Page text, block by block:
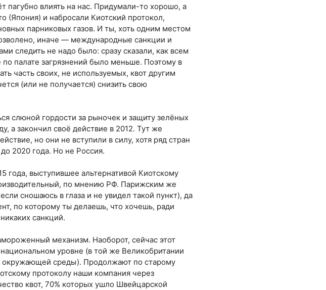
пагубно влиять на нас. Придумали-то хорошо, а
(Япония) и набросали Киотский протокол,
парниковых газов. И ты, хоть одним местом
иначе — международные санкции и
следить не надо было: сразу сказали, как всем
палате загрязнений было меньше. Поэтому в
часть своих, не используемых, квот другим
(или не получается) снизить свою
слюной гордости за рыночек и защиту зелёных
а закончил своё действие в 2012. Тут же
но они не вступили в силу, хотя ряд стран
2020 года. Но не Россия.
года, выступившее альтернативой Киотскому
по мнению РФ. Парижским же
сношаюсь в глаза и не увидел такой пункт), да
по которому ты делаешь, что хочешь, ради
санкций.
механизм. Наоборот, сейчас этот
уровне (в той же Великобритании
окружающей среды). Продолжают по старому
протоколу наши компания через
квот, 70% которых ушло Швейцарской